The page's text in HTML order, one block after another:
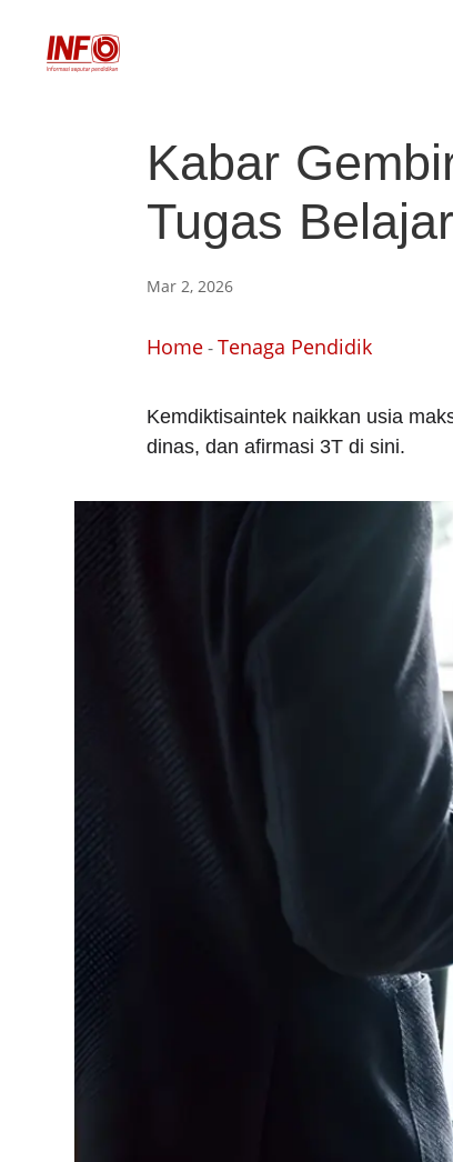
Kabar
Tugas
Mar 2, 2026
Home-Tenaga Pendidik
Kemdiktisaintek naikkan usia
dinas, dan afirmasi 3T di sini.